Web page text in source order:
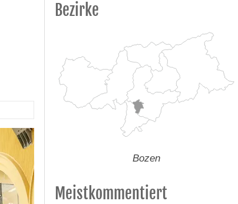
Bezirke
Bozen
Meistkommentiert